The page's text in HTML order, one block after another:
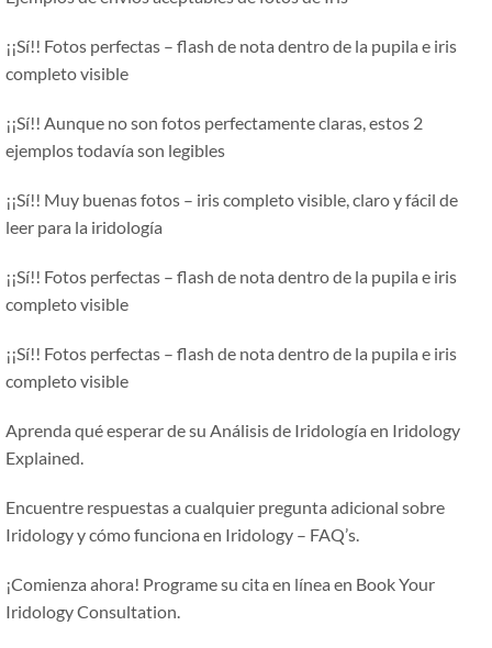
¡¡Sí!! Fotos perfectas – flash de nota dentro de la pupila e iris
completo visible
¡¡Sí!! Aunque no son fotos perfectamente claras, estos 2
ejemplos todavía son legibles
¡¡Sí!! Muy buenas fotos – iris completo visible, claro y fácil de
leer para la iridología
¡¡Sí!! Fotos perfectas – flash de nota dentro de la pupila e iris
completo visible
¡¡Sí!! Fotos perfectas – flash de nota dentro de la pupila e iris
completo visible
Aprenda qué esperar de su Análisis de Iridología en Iridology
Explained.
Encuentre respuestas a cualquier pregunta adicional sobre
Iridology y cómo funciona en Iridology – FAQ’s.
¡Comienza ahora! Programe su cita en línea en Book Your
Iridology Consultation.